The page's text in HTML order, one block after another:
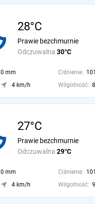
28°C
Odczuwalna 30°C
Prawie bezchmurnie
0 mm Ciśnienie:
4 km/h Wilgotność:
27°C
Odczuwalna 29°C
Prawie bezchmurnie
0 mm Ciśnienie:
4 km/h Wilgotność: